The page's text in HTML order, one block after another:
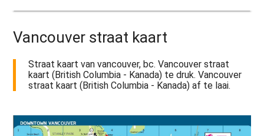
Vancouver straat kaart
Straat kaart van vancouver, bc. Vancouver straat
kaart (British Columbia - Kanada) te druk. Vancouver
straat kaart (British Columbia - Kanada) af te laai.